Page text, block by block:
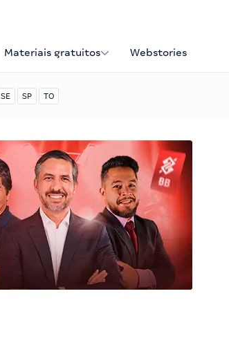
Materiais gratuitos Webstories
SE SP TO